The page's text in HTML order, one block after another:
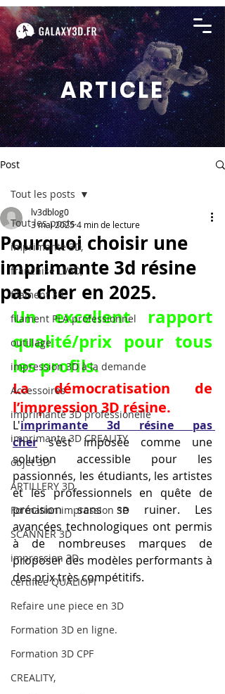
ARTICLE
Post
Tout les posts
imprimante 3D,
franchise LV3D,
filament 3d,
filament PLA professionnel
outillage
impression 3D à la demande
Accessoires
imprimante 3D professionelle
imprimante 3D CREALITY
objet 3D
ARTILLERY 3D
Formation impression 3D
SCANNER 3D
impression 3D
certifiée QUALIOPI
Refaire une piece en 3D
Formation 3D en ligne.
Formation 3D CPF
CREALITY,
Tout les posts
Pourquoi choisir une
imprimante 3d résine
pas cher en 2025.
lv3dblog0
3 mai 20254 min de lecture
Un excellent rapport
qualité/prix pour tous
les profils.
La démocratisation de
l’impression 3D résine.
L'imprimante 3d résine pas
cher s’est imposée comme une
solution accessible pour les
passionnés, les étudiants, les artistes
et les professionnels en quête de
précision sans se ruiner. Les
avancées technologiques ont permis
à de nombreuses marques de
proposer des modèles performants à
des prix très compétitifs.